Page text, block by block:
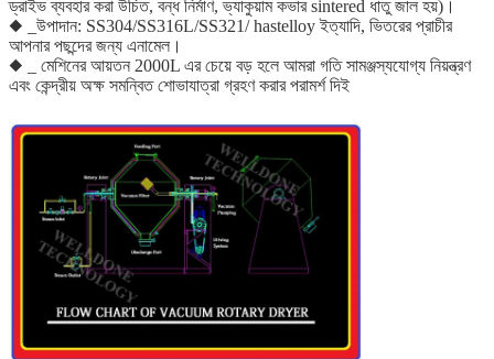
ড্রাইভ ব্যবহার করা উচিত, বন্ধ নির্মাণ, ভ্যাকুয়াম কভার sintered ধাতু জাল হয়)।
◆ _উপাদান: SS304/SS316L/SS321/ hastelloy ইত্যাদি, ভিতরের প্রাচীর
আপনার পছন্দের জন্য এনামেল।
◆ _ মেশিনের আয়তন 2000L এর চেয়ে বড় হলে আমরা গতি সামঞ্জস্যযোগ্য নিয়ন্ত্রণ
এবং কেন্দ্রীয় অক্ষ সমন্বিত শোভাযাত্রা গ্রহণ করার পরামর্শ দিই